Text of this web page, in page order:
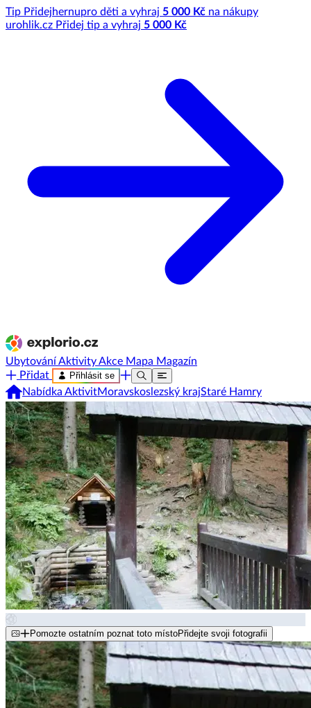
Tip Přidejhernupro děti a vyhraj 5 000 Kč na nákupy
urohlik.cz Přidej tip a vyhraj 5 000 Kč
UbytováníAktivityAkce Mapa Magazín
Přidat
Přihlásit se
Nabídka AktivitMoravskoslezský krajStaré Hamry
Pomozte ostatním poznat toto místoPřidejte svoji fotografii